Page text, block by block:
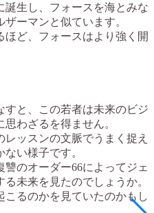
誕生し、フォースを海とみな
ーマンと似ています。
ほど、フォースはより強く開
すと、この若者は未来のビジ
わざるを得ません。
ッスンの文脈でうまく捉え
い様子です。
のオーダー66によってジェ
未来を見たのでしょうか。
るのかを見ていたのかもし